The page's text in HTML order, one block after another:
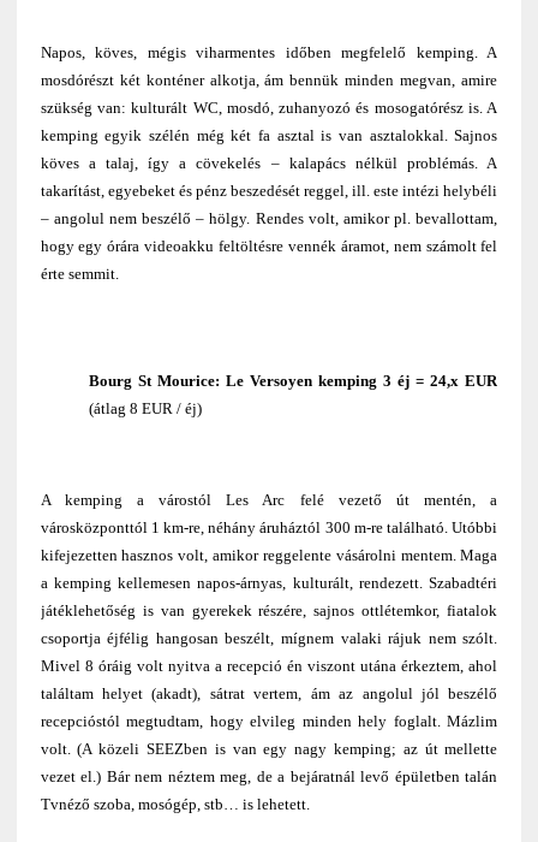
Napos, köves, mégis viharmentes időben megfelelő kemping. A
mosdórészt két konténer alkotja, ám bennük minden megvan, amire
szükség van: kulturált WC, mosdó, zuhanyozó és mosogatórész is. A
kemping egyik szélén még két fa asztal is van asztalokkal. Sajnos
köves a talaj, így a cövekelés – kalapács nélkül problémás. A
takarítást, egyebeket és pénz beszedését reggel, ill. este intézi helybéli
– angolul nem beszélő – hölgy. Rendes volt, amikor pl. bevallottam,
hogy egy órára videoakku feltöltésre vennék áramot, nem számolt fel
érte semmit.
Bourg St Mourice: Le Versoyen kemping 3 éj = 24,x EUR
(átlag 8 EUR / éj)
A kemping a várostól Les Arc felé vezető út mentén, a
városközponttól 1 km-re, néhány áruháztól 300 m-re található. Utóbbi
kifejezetten hasznos volt, amikor reggelente vásárolni mentem. Maga
a kemping kellemesen napos-árnyas, kulturált, rendezett. Szabadtéri
játéklehetőség is van gyerekek részére, sajnos ottlétemkor, fiatalok
csoportja éjfélig hangosan beszélt, mígnem valaki rájuk nem szólt.
Mivel 8 óráig volt nyitva a recepció én viszont utána érkeztem, ahol
találtam helyet (akadt), sátrat vertem, ám az angolul jól beszélő
recepcióstól megtudtam, hogy elvileg minden hely foglalt. Mázlim
volt. (A közeli SEEZben is van egy nagy kemping; az út mellette
vezet el.) Bár nem néztem meg, de a bejáratnál levő épületben talán
Tvnéző szoba, mosógép, stb… is lehetett.